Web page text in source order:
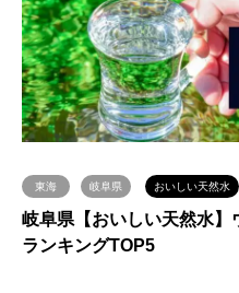
東海 岐阜県 おいしい天然水
岐阜県【おいしい天然水
ランキングTOP5